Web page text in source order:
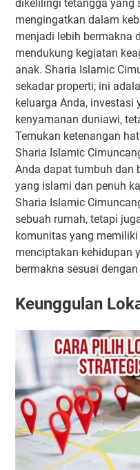
dikelilingi tetangga yang
mengingatkan dalam
menjadi lebih bermakna
mendukung kegiatan
anak. Sharia Islamic
sekadar properti; ini
keluarga Anda, investasi
kenyamanan duniawi,
Temukan ketenangan
Sharia Islamic
Anda dapat tumbuh dan
yang islami dan penuh
Sharia Islamic
sebuah rumah, tetapi
komunitas yang
menciptakan kehidupan
bermakna sesuai
Keunggulan